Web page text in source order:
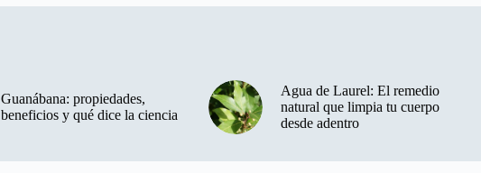
Guanábana: propiedades,
beneficios y qué dice la ciencia
Agua de Laurel: El remedio
natural que limpia tu cuerpo
desde adentro